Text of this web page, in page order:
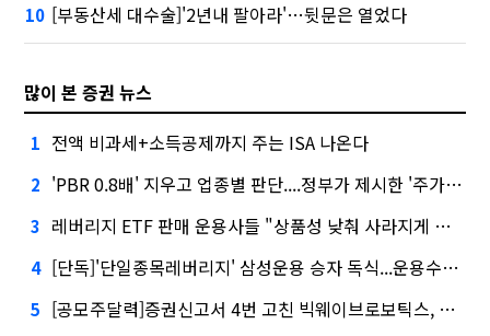
10 [부동산세 대수술]'2년내 팔아라'…뒷문은 열었다
많이 본 증권 뉴스
1 전액 비과세+소득공제까지 주는 ISA 나온다
2 'PBR 0.8배' 지우고 업종별 판단....정부가 제시한 '주가 누르기' 방지법
3 레버리지 ETF 판매 운용사들 "상품성 낮춰 사라지게 해야"…일부 신중론도
4 [단독]'단일종목레버리지' 삼성운용 승자 독식...운용수익 미래에셋의 6배
5 [공모주달력]증권신고서 4번 고친 빅웨이브로보틱스, 수요예측